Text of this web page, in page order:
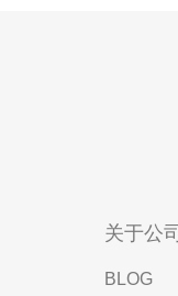
关于公司
BLOG